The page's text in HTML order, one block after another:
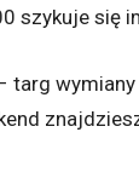
szykuje się
targ